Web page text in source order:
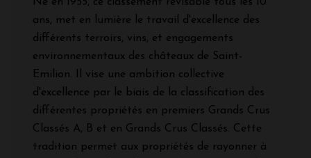
ans, met en lumière le travail d'excellence des
différents terroirs, vins, et engagements
environnementaux des châteaux de Saint-
Emilion. Il vise une ambition collective
d'excellence par le biais de la classification des
différentes propriétés en premiers Grands Crus
Classés A, B et en Grands Crus Classés. Cette
tradition permet aux propriétés de rayonner à